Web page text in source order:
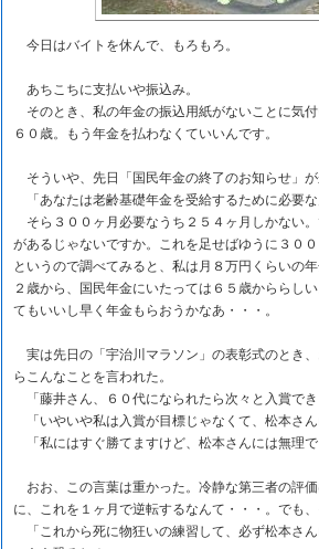
今日はバイトを休んで、もろもろ。
あちこちに支払いや振込み。
そのとき、私の年金の振込用紙がないことに気
６０歳。もう年金を払わなくていいんです。
そういや、先日「国民年金の終了のお知らせ」が
「あなたは老齢基礎年金を受給するために必要な
そら３００ヶ月必要なうち２５４ヶ月しかない
があるじゃないですか。これを足せばゆうに３０
というので調べてみると、私は月８万円くらいの
２歳から、国民年金にいたっては６５歳かららし
てもいいし早く年金もらおうかなあ・・・。
実は先日の「宇治川マラソン」の表彰式のとき
らこんなことを言われた。
「藤井さん、６０代になられたら次々と入賞でき
「いやいや私は入賞が目標じゃなくて、松本さん
「私にはすぐ勝てますけど、松本さんには無理で
おお、この言葉は重かった。冷静な第三者の評
に、これを１ヶ月で逆転するなんて・・・。でも
「これから死に物狂いの練習して、必ず松本さん